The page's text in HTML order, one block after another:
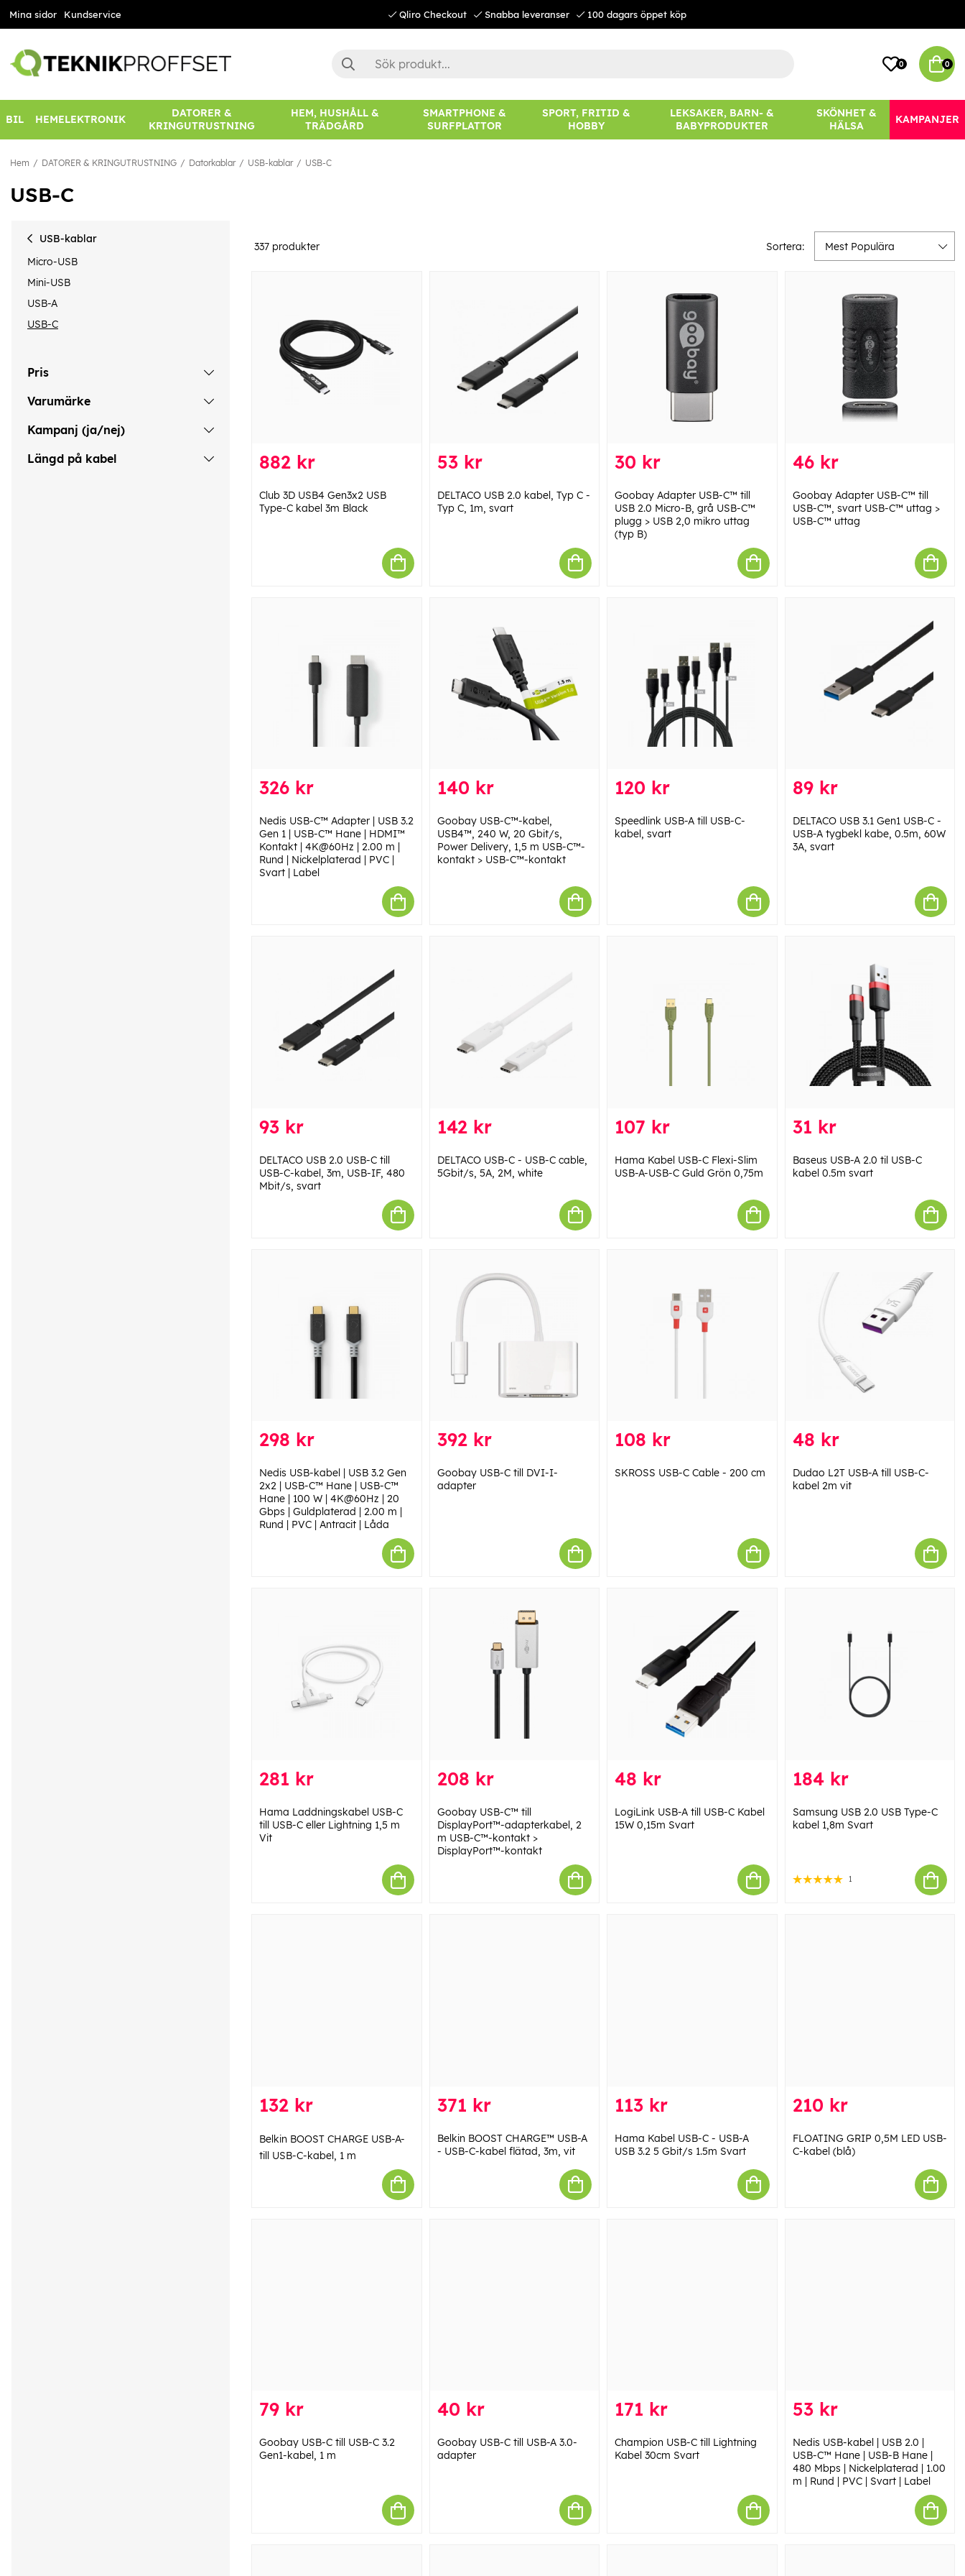
Mina sidor Kundservice Qliro Checkout Snabba leveranser 100 dagars öppet köp
0 0
BIL HEMELEKTRONIK
DATORER &
KRINGUTRUSTNING
HEM, HUSHÅLL &
TRÄDGÅRD
SMARTPHONE &
SURFPLATTOR
SPORT, FRITID &
HOBBY
LEKSAKER, BARN- &
BABYPRODUKTER
SKÖNHET &
HÄLSA
KAMPANJER
Hem DATORER & KRINGUTRUSTNING Datorkablar USB-kablar USB-C
USB-C
USB-kablar
Micro-USB
Mini-USB
USB-A
USB-C
Pris
Varumärke
Kampanj (ja/nej)
Längd på kabel
337 produkter Sortera: Mest Populära
882 kr
Club 3D USB4 Gen3x2 USB
Type-C kabel 3m Black
53 kr
DELTACO USB 2.0 kabel, Typ C -
Typ C, 1m, svart
30 kr
Goobay Adapter USB-C™ till
USB 2.0 Micro-B, grå USB-C™
plugg > USB 2,0 mikro uttag
(typ B)
46 kr
Goobay Adapter USB-C™ till
USB-C™, svart USB-C™ uttag >
USB-C™ uttag
326 kr
Nedis USB-C™ Adapter | USB 3.2
Gen 1 | USB-C™ Hane | HDMI™
Kontakt | 4K@60Hz | 2.00 m |
Rund | Nickelplaterad | PVC |
Svart | Label
140 kr
Goobay USB-C™-kabel,
USB4™, 240 W, 20 Gbit/s,
Power Delivery, 1,5 m USB-C™-
kontakt > USB-C™-kontakt
120 kr
Speedlink USB-A till USB-C-
kabel, svart
89 kr
DELTACO USB 3.1 Gen1 USB-C -
USB-A tygbekl kabe, 0.5m, 60W
3A, svart
93 kr
DELTACO USB 2.0 USB-C till
USB-C-kabel, 3m, USB-IF, 480
Mbit/s, svart
142 kr
DELTACO USB-C - USB-C cable,
5Gbit/s, 5A, 2M, white
107 kr
Hama Kabel USB-C Flexi-Slim
USB-A-USB-C Guld Grön 0,75m
31 kr
Baseus USB-A 2.0 til USB-C
kabel 0.5m svart
298 kr
Nedis USB-kabel | USB 3.2 Gen
2x2 | USB-C™ Hane | USB-C™
Hane | 100 W | 4K@60Hz | 20
Gbps | Guldplaterad | 2.00 m |
Rund | PVC | Antracit | Låda
392 kr
Goobay USB-C till DVI-I-
adapter
108 kr
SKROSS USB-C Cable - 200 cm
48 kr
Dudao L2T USB-A till USB-C-
kabel 2m vit
281 kr
Hama Laddningskabel USB-C
till USB-C eller Lightning 1,5 m
Vit
208 kr
Goobay USB-C™ till
DisplayPort™-adapterkabel, 2
m USB-C™-kontakt >
DisplayPort™-kontakt
48 kr
LogiLink USB-A till USB-C Kabel
15W 0,15m Svart
184 kr
Samsung USB 2.0 USB Type-C
kabel 1,8m Svart
1
132 kr
Belkin BOOST CHARGE USB-A-
till USB-C-kabel, 1 m
371 kr
Belkin BOOST CHARGE™ USB-A
- USB-C-kabel flätad, 3m, vit
113 kr
Hama Kabel USB-C - USB-A
USB 3.2 5 Gbit/s 1.5m Svart
210 kr
FLOATING GRIP 0,5M LED USB-
C-kabel (blå)
79 kr
Goobay USB-C till USB-C 3.2
Gen1-kabel, 1 m
40 kr
Goobay USB-C till USB-A 3.0-
adapter
171 kr
Champion USB-C till Lightning
Kabel 30cm Svart
53 kr
Nedis USB-kabel | USB 2.0 |
USB-C™ Hane | USB-B Hane |
480 Mbps | Nickelplaterad | 1.00
m | Rund | PVC | Svart | Label